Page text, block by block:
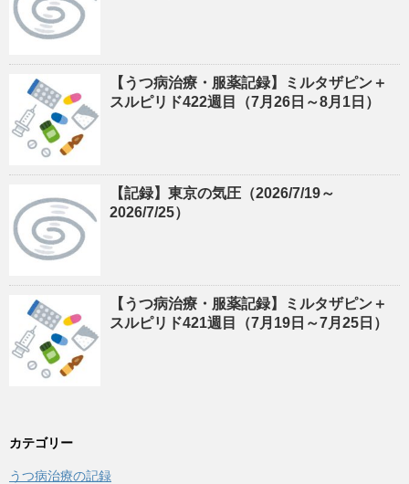
【うつ病治療・服薬記録】ミルタザピン＋
スルピリド422週目（7月26日～8月1日）
【記録】東京の気圧（2026/7/19～
2026/7/25）
【うつ病治療・服薬記録】ミルタザピン＋
スルピリド421週目（7月19日～7月25日）
カテゴリー
うつ病治療の記録